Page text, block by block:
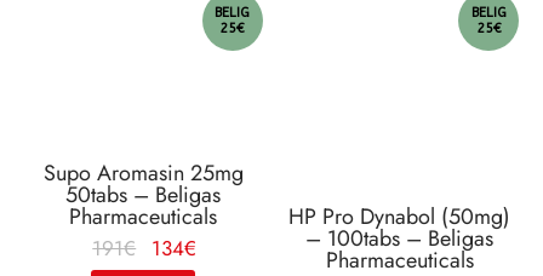
BELIG
25€
Supo Aromasin 25mg
50tabs – Beligas
Pharmaceuticals
191€
Le
134€
BELIG
25€
HP Pro Dynabol (50mg)
– 100tabs – Beligas
Pharmaceuticals